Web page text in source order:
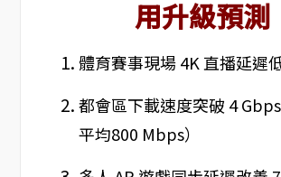
用升級預測
體育賽事現場 4K 直播延遲
都會區下載速度突破 4
平均800 Mbps）